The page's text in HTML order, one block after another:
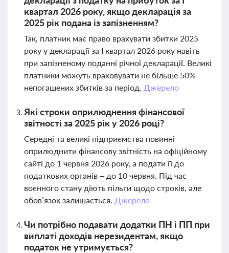
квартал 2026 року, якщо декларація за
2025 рік подана із запізненням?
Так, платник має право врахувати збитки 2025
року у декларації за І квартал 2026 року навіть
при запізненому поданні річної декларації. Великі
платники можуть враховувати не більше 50%
непогашених збитків за період. Джерело
Які строки оприлюднення фінансової
звітності за 2025 рік у 2026 році?
Середні та великі підприємства повинні
оприлюднити фінансову звітність на офіційному
сайті до 1 червня 2026 року, а подати її до
податкових органів – до 10 червня. Під час
воєнного стану діють пільги щодо строків, але
обов’язок залишається. Джерело
Чи потрібно подавати додатки ПН і ПП при
виплаті доходів нерезидентам, якщо
податок не утримується?